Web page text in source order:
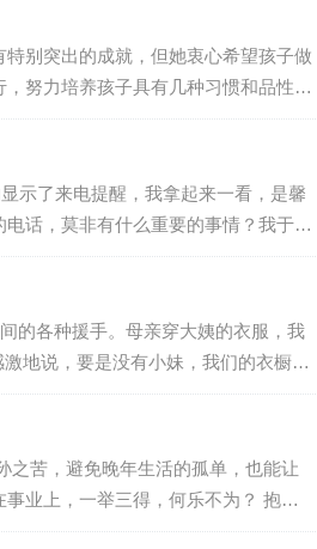
应该怎么办才科学呢？别惊慌，孩子
孩子闹脾气的原因有很多, 其中之一
别突出的成就，但她衷心希望孩子做
努力培养孩子具有几种习惯和品性：
不马虎 ● 认真对待孩子的每件小
上海又喜得一个六斤多重的小女儿，
澜不能时时陪在孩子身边，不…
示了来电提醒，我拿起来一看，是馨
话，莫非有什么重要的事情？我于是
道，现在对于我来说，千事万事都没
向我阐明了打电话的原因，由于明天
。一开始，我是抗拒的，首先是因为
音时才发现的；其…
的各种援手。母亲穿大姨的衣服，我
说，要是没有小妹，我们的衣橱和
们的感慨，我只会站在一边憨憨地
，家里才减缓了从大姨家捡衣服的
之苦，避免晚年生活的孤单，也能让
业上，一举三得，何乐不为？ 抱着
到了武汉。 父母每天接送孩子，把